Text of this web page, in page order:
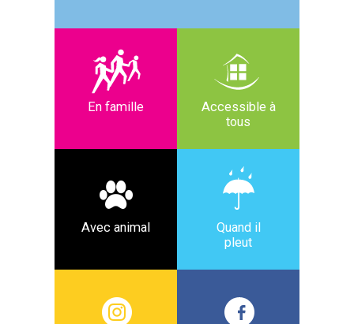
En famille
Accessible à
tous
Avec animal
Quand il
pleut